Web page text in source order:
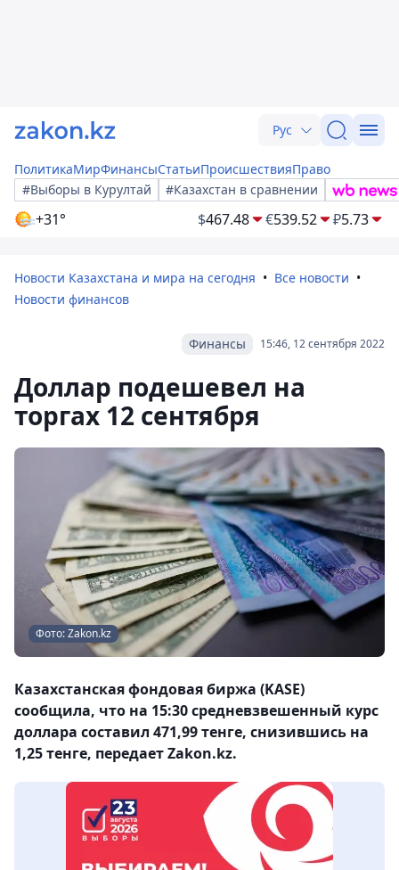
Рус
ПолитикаМирФинансыСтатьиПроисшествияПраво
#Выборы в Курултай
#Казахстан в сравнении
+31° $467.48 €539.52 ₽5.73
Новости Казахстана и мира на сегодня
Все новости
Новости финансов
15:46, 12 сентября 2022
Финансы
Доллар подешевел на
торгах 12 сентября
Фото: Zakon.kz
Казахстанская фондовая биржа (KASE)
сообщила, что на 15:30 средневзвешенный курс
доллара составил 471,99 тенге, снизившись на
1,25 тенге, передает Zakon.kz.